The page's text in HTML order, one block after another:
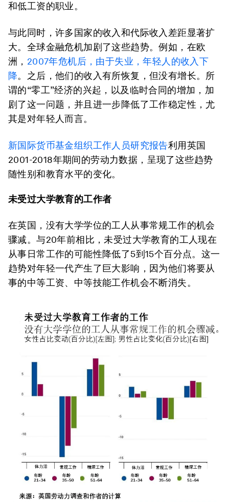
和低工资的职业。
与此同时，许多国家的收入和代际收入差距显著扩
大。全球金融危机加剧了这些趋势。例如，在欧
洲， 2007年危机后，由于失业，年轻人的收入下
降。之后，他们的收入有所恢复，但没有增长。所
谓的“零工”经济的兴起，以及临时合同的增加，加
剧了这一问题，并且进一步降低了工作稳定性，尤
其是对年轻人而言。
新国际货币基金组织工作人员研究报告利用英国
2001-2018年期间的劳动力数据，呈现了这些趋势
随性别和教育水平的变化。
未受过大学教育的工作者
在英国，没有大学学位的工人从事常规工作的机会
骤减。与20年前相比，未受过大学教育的工人现在
从事日常工作的可能性降低了5到15个百分点。这一
趋势对年轻一代产生了巨大影响，因为他们将要从
事的中等工资、中等技能工作机会不断消失。